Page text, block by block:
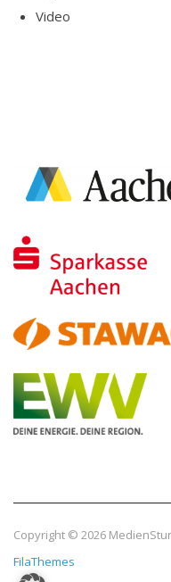
Video
Copyright © 2026
FilaThemes